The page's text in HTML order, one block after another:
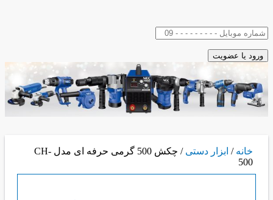
خانه / ابزار دستی
/ چکش 500 گرمی حرفه ای مدل CH-
500